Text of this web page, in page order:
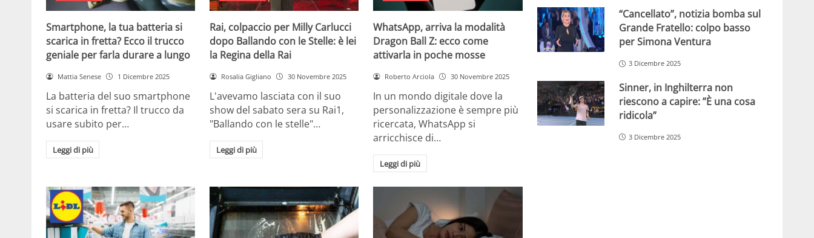
Smartphone, la tua batteria si
scarica in fretta? Ecco il trucco
geniale per farla durare a lungo
Mattia Senese 1 Dicembre 2025
La batteria del suo smartphone
si scarica in fretta? Il trucco da
usare subito per…
Leggi di più
Rai, colpaccio per Milly Carlucci
dopo Ballando con le Stelle: è lei
la Regina della Rai
Rosalia Gigliano 30 Novembre 2025
L'avevamo lasciata con il suo
show del sabato sera su Rai1,
"Ballando con le stelle"…
Leggi di più
WhatsApp, arriva la modalità
Dragon Ball Z: ecco come
attivarla in poche mosse
Roberto Arciola 30 Novembre 2025
In un mondo digitale dove la
personalizzazione è sempre più
ricercata, WhatsApp si
arricchisce di…
Leggi di più
“Cancellato”, notizia bomba sul
Grande Fratello: colpo basso
per Simona Ventura
3 Dicembre 2025
Sinner, in Inghilterra non
riescono a capire: ”È una cosa
ridicola”
3 Dicembre 2025